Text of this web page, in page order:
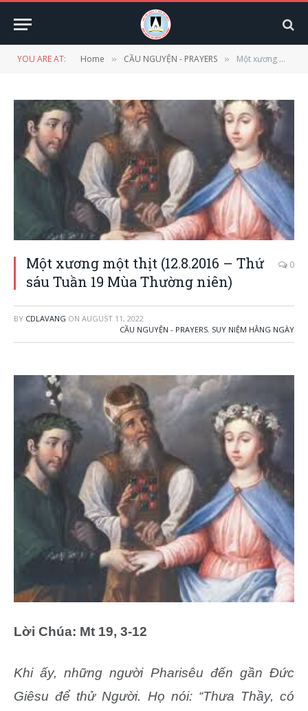
YOU ARE AT: Home » CẦU NGUYỆN - PRAYERS » Một xương một thịt (12.8.2016 – Thứ sáu Tuần 19 Mùa Thường niên)
Một xương một thịt (12.8.2016 – Thứ
sáu Tuần 19 Mùa Thường niên)
0
BY CDLAVANG ON AUGUST 11, 2022
CẦU NGUYỆN - PRAYERS, SUY NIỆM HẰNG NGÀY
Lời Chúa: Mt 19, 3-12
Khi ấy, những người Pharisêu đến gần Ðức
Giêsu để thử Người. Họ nói: “Thưa Thầy, có